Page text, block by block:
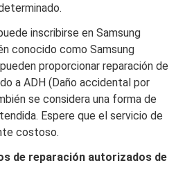
inscribirse en Samsung
conocido como Samsung
proporcionar reparación de
a ADH (Daño accidental por
se considera una forma de
Espere que el servicio de
costoso.
de reparación autorizados de